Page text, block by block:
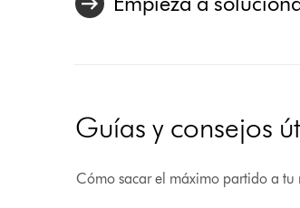
Guías y consejos
Cómo sacar el máximo partido a tu